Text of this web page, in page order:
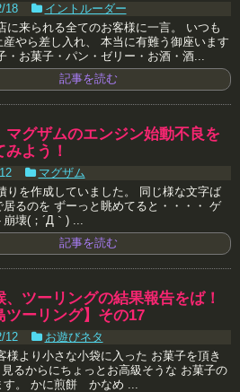
18
イントルーダー
に来られる全てのお客様に一言。 いつも
産やら差し入れ、 本当に有難う御座います
・お菓子・パン・ゼリー・お酒・酒...
記事を読む
マグザムのエンジン始動不良を
よう！
マグザム
りを作成していました。 同じ様な文字ば
居るのを ずーっと眺めてると・・・・ ゲ
壊(；´Д｀) ...
記事を読む
、ツーリングの結果報告をば！
ツーリング】その17
12
お遊びネタ
様より小さな小袋に入った お菓子を頂き
見るからにちょっとお高級そうな お菓子の
す。 かに煎餅 かなめ ...